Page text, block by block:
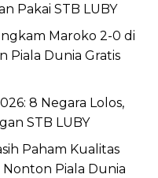
Pakai STB LUBY
Maroko 2-0 di
Piala Dunia Gratis
8 Negara Lolos,
STB LUBY
Paham Kualitas
Piala Dunia